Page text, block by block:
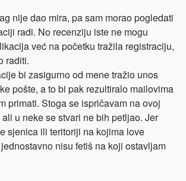
nije dao mira, pa sam morao pogledati
radi. No recenziju iste ne mogu
već na početku tražila registraciju,
raditi.
bi zasigurno od mene tražio unos
pošte, a to bi pak rezultiralo mailovima
primati. Stoga se ispričavam na ovoj
u neke se stvari ne bih petljao. Jer
sjenica ili teritoriji na kojima love
nisu fetiš na koji ostavljam